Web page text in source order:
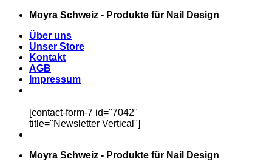
Zum
springen
Moyra Schweiz - Produkte für Nail Design
Über uns
Unser Store
Kontakt
AGB
Impressum
[contact-form-7 id="7042"
title="Newsletter Vertical"]
Moyra Schweiz - Produkte für Nail Design